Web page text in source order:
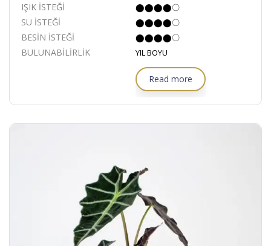
IŞIK İSTEĞİ ⬤⬤⬤⬤〇
SU İSTEĞİ ⬤⬤⬤⬤〇
BESİN İSTEĞİ ⬤⬤⬤⬤〇
BULUNABİLİRLİK YIL BOYU
Read more